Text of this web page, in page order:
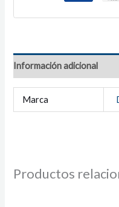
Información adicional
Marca
Productos